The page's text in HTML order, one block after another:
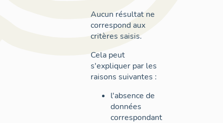
Aucun résultat ne
correspond aux
critères saisis.
Cela peut
s'expliquer par les
raisons suivantes :
l'absence de
données
correspondant